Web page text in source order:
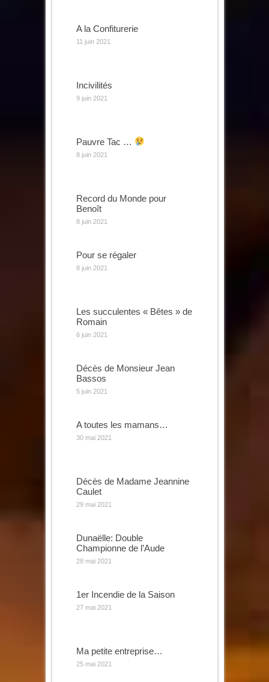
A la Confiturerie
11 juin 2021
Incivilités
9 juin 2021
Pauvre Tac …
8 juin 2021
Record du Monde pour
Benoît
8 juin 2021
Pour se régaler
8 juin 2021
Les succulentes « Bêtes » de
Romain
6 juin 2021
Décès de Monsieur Jean
Bassos
5 juin 2021
A toutes les mamans…
30 mai 2021
Décès de Madame Jeannine
Caulet
29 mai 2021
Dunaëlle: Double
Championne de l’Aude
28 mai 2021
1er Incendie de la Saison
27 mai 2021
Ma petite entreprise…
25 mai 2021